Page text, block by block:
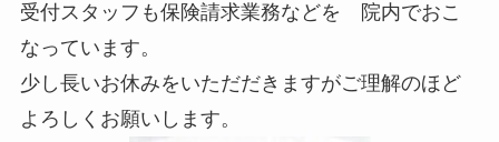
受付スタッフも保険請求業務などを 院内でおこ
なっています。
少し長いお休みをいただだきますがご理解のほど
よろしくお願いします。